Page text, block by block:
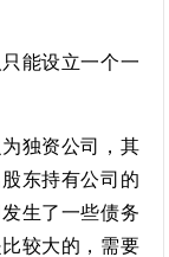
能设立一个一
独资公司，其
东持有公司的
生了一些债务
较大的，需要